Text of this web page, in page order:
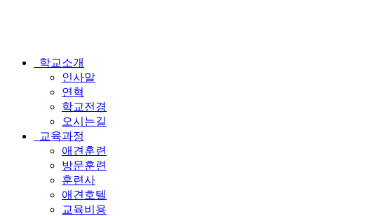
학교소개
인사말
연혁
학교전경
오시는길
교육과정
애견훈련
방문훈련
훈련사
애견호텔
교육비용